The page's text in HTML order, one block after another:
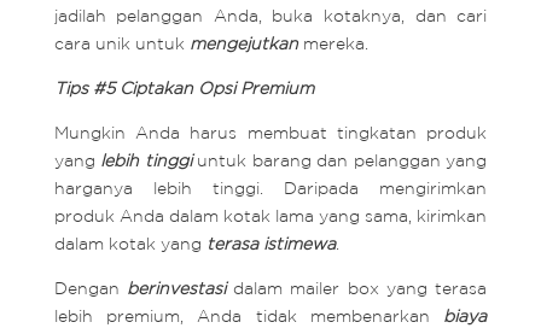
jadilah pelanggan Anda, buka kotaknya, dan cari
cara unik untuk mengejutkanmereka.
Tips #5 Ciptakan Opsi Premium
Mungkin Anda harus membuat tingkatan produk
yang lebih tinggiuntuk barang dan pelanggan yang
harganya lebih tinggi. Daripada mengirimkan
produk Anda dalam kotak lama yang sama, kirimkan
dalam kotak yang terasa istimewa.
Dengan berinvestasi dalam mailer box yang terasa
lebih premium, Anda tidak membenarkan biaya